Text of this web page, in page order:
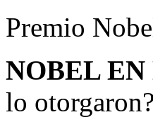
Premio
NOBEL
lo otorgaron?